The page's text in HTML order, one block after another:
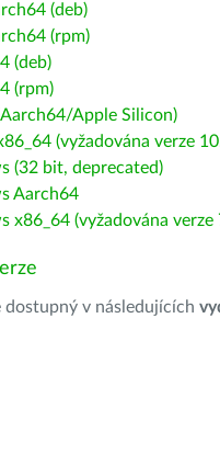
(deb)
(rpm)
(deb)
(rpm)
Apple Silicon)
(vyžadována verze
(32 bit, deprecated)
Aarch64
x86_64 (vyžadována verze
dostupný v následujících